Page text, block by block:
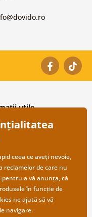
utile
noi
frecvente
angro
ceea ce aveți nevoie,
reclamelor de care nu
a vă anunța, că
în funcție de
ne ajută să vă
navigare.